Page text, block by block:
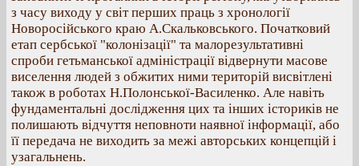
з часу виходу у світ перших праць з хронології
Новоросійського краю А.Скальковського. Початковий
етап сербської "колонізації" та малорезультативні
спроби гетьманської адміністрації відвернути масове
виселення людей з обжитих ними територій висвітлені
також в роботах Н.Полонської-Василенко. Але навіть
фундаментальні дослідження цих та інших істориків не
полишають відчуття неповноти наявної інформації, або
її передача не виходить за межі авторських концепцій і
узагальнень.